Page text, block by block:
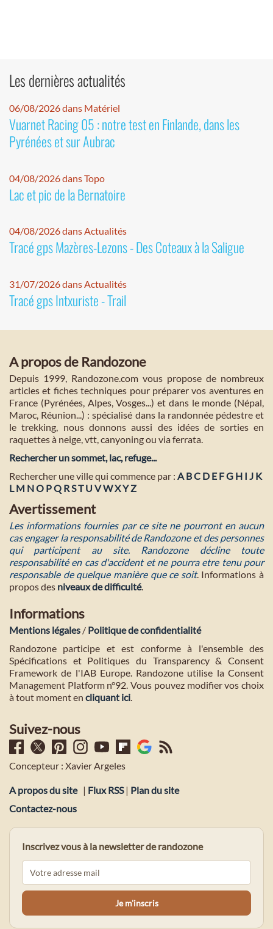
Les dernières actualités
06/08/2026 dans Matériel
Vuarnet Racing 05 : notre test en Finlande, dans les
Pyrénées et sur Aubrac
04/08/2026 dans Topo
Lac et pic de la Bernatoire
04/08/2026 dans Actualités
Tracé gps Mazères-Lezons - Des Coteaux à la Saligue
31/07/2026 dans Actualités
Tracé gps Intxuriste - Trail
A propos de Randozone
Depuis 1999, Randozone.com vous propose de nombreux
articles et fiches techniques pour préparer vos aventures en
France (Pyrénées, Alpes, Vosges...) et dans le monde (Népal,
Maroc, Réunion...) : spécialisé dans la randonnée pédestre et
le trekking, nous donnons aussi des idées de sorties en
raquettes à neige, vtt, canyoning ou via ferrata.
Rechercher un sommet, lac, refuge...
Rechercher une ville qui commence par : A BC D E FG H I J K
L M NO PQ RST U VWXYZ
Avertissement
Les informations fournies par ce site ne pourront en aucun
cas engager la responsabilité de Randozone et des personnes
qui participent au site. Randozone décline toute
responsabilité en cas d'accident et ne pourra etre tenu pour
responsable de quelque manière que ce soit. Informations à
propos des niveaux de difficulté.
Informations
Mentions légales / Politique de confidentialité
Randozone participe et est conforme à l'ensemble des
Spécifications et Politiques du Transparency & Consent
Framework de l'IAB Europe. Randozone utilise la Consent
Management Platform n°92. Vous pouvez modifier vos choix
à tout moment en cliquant ici.
Suivez-nous
Concepteur : Xavier Argeles
A propos du site | Flux RSS| Plan du site
Contactez-nous
Inscrivez vous à la newsletter de randozone